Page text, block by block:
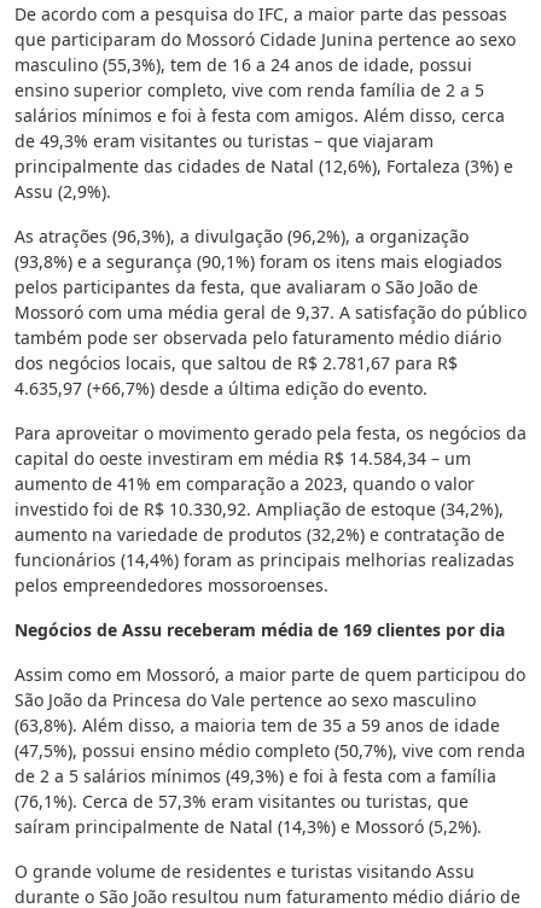
De acordo com a pesquisa do IFC, a maior parte das pessoas
que participaram do Mossoró Cidade Junina pertence ao sexo
masculino (55,3%), tem de 16 a 24 anos de idade, possui
ensino superior completo, vive com renda família de 2 a 5
salários mínimos e foi à festa com amigos. Além disso, cerca
de 49,3% eram visitantes ou turistas – que viajaram
principalmente das cidades de Natal (12,6%), Fortaleza (3%) e
Assu (2,9%).
As atrações (96,3%), a divulgação (96,2%), a organização
(93,8%) e a segurança (90,1%) foram os itens mais elogiados
pelos participantes da festa, que avaliaram o São João de
Mossoró com uma média geral de 9,37. A satisfação do público
também pode ser observada pelo faturamento médio diário
dos negócios locais, que saltou de R$ 2.781,67 para R$
4.635,97 (+66,7%) desde a última edição do evento.
Para aproveitar o movimento gerado pela festa, os negócios da
capital do oeste investiram em média R$ 14.584,34 – um
aumento de 41% em comparação a 2023, quando o valor
investido foi de R$ 10.330,92. Ampliação de estoque (34,2%),
aumento na variedade de produtos (32,2%) e contratação de
funcionários (14,4%) foram as principais melhorias realizadas
pelos empreendedores mossoroenses.
Negócios de Assu receberam média de 169 clientes por dia
Assim como em Mossoró, a maior parte de quem participou do
São João da Princesa do Vale pertence ao sexo masculino
(63,8%). Além disso, a maioria tem de 35 a 59 anos de idade
(47,5%), possui ensino médio completo (50,7%), vive com renda
de 2 a 5 salários mínimos (49,3%) e foi à festa com a família
(76,1%). Cerca de 57,3% eram visitantes ou turistas, que
saíram principalmente de Natal (14,3%) e Mossoró (5,2%).
O grande volume de residentes e turistas visitando Assu
durante o São João resultou num faturamento médio diário de